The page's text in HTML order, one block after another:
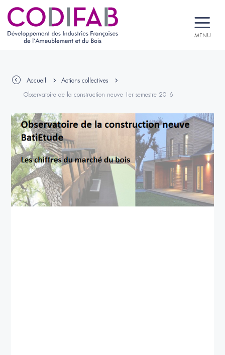
MENU
Accueil Actions collectives
Observatoire de la construction neuve 1er semestre 2016